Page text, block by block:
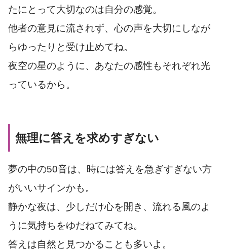
たにとって大切なのは自分の感覚。
他者の意見に流されず、心の声を大切にしなが
らゆったりと受け止めてね。
夜空の星のように、あなたの感性もそれぞれ光
っているから。
無理に答えを求めすぎない
夢の中の50音は、時には答えを急ぎすぎない方
がいいサインかも。
静かな夜は、少しだけ心を開き、流れる風のよ
うに気持ちをゆだねてみてね。
答えは自然と見つかることも多いよ。